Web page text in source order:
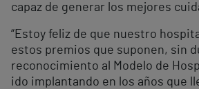
capaz de generar los mejores
“Estoy feliz de que nuestro
estos premios que suponen, sin
reconocimiento al Modelo de
ido implantando en los años que